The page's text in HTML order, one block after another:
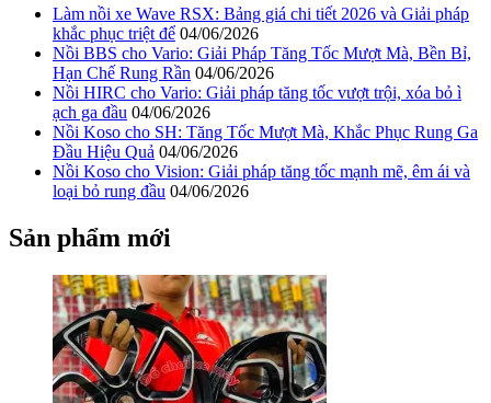
Làm nồi xe Wave RSX: Bảng giá chi tiết 2026 và Giải pháp
khắc phục triệt để 04/06/2026
Nồi BBS cho Vario: Giải Pháp Tăng Tốc Mượt Mà, Bền Bỉ,
Hạn Chế Rung Rần 04/06/2026
Nồi HIRC cho Vario: Giải pháp tăng tốc vượt trội, xóa bỏ ì
ạch ga đầu 04/06/2026
Nồi Koso cho SH: Tăng Tốc Mượt Mà, Khắc Phục Rung Ga
Đầu Hiệu Quả 04/06/2026
Nồi Koso cho Vision: Giải pháp tăng tốc mạnh mẽ, êm ái và
loại bỏ rung đầu 04/06/2026
Sản phẩm mới